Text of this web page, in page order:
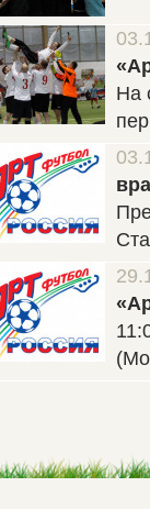
На